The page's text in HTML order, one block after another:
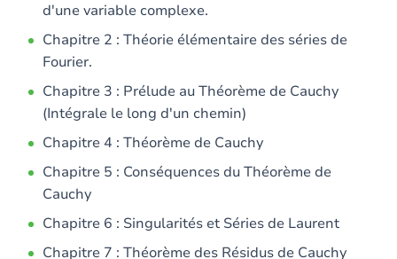
d'une variable complexe.
Chapitre 2 : Théorie élémentaire des séries de
Fourier.
Chapitre 3 : Prélude au Théorème de Cauchy
(Intégrale le long d'un chemin)
Chapitre 4 : Théorème de Cauchy
Chapitre 5 : Conséquences du Théorème de
Cauchy
Chapitre 6 : Singularités et Séries de Laurent
Chapitre 7 : Théorème des Résidus de Cauchy